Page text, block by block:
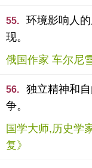
55.
环境影响人
现。
俄国作家 车尔尼
56.
独立精神和
争。
国学大师,历史学
复》